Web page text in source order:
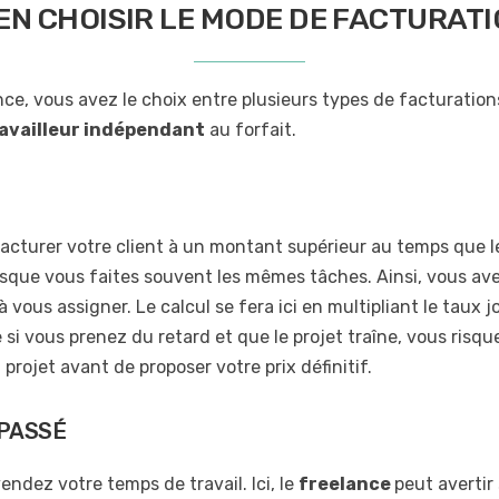
CHOISIR LE MODE DE
vous avez le choix entre plusieurs types de
indépendant au forfait.
votre client à un montant supérieur au temps que
vous faites souvent les mêmes tâches. Ainsi, vous
vous assigner. Le calcul se fera ici en multipliant le taux
vous prenez du retard et que le projet traîne, vous
avant de proposer votre prix définitif.
votre temps de travail. Ici, le freelance peut avertir